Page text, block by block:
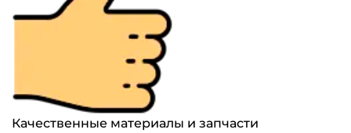
Качественные материалы и запчасти